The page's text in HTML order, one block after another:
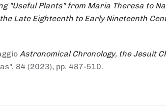
"Useful Plants" from Maria Theresa to
Late Eighteenth to Early Nineteenth
Astronomical Chronology, the Jesuit
84 (2023), pp. 487-510.